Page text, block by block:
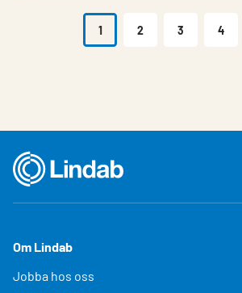
1 2 3 4
Om Lindab
Jobba hos oss